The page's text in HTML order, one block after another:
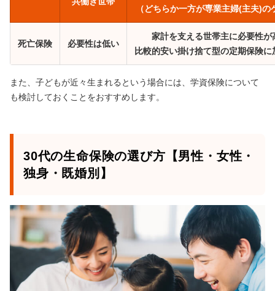
（どちらか一方が専業主婦(主夫)の
死亡保険 必要性は低い
家計を支える世帯主に必要性が
比較的安い掛け捨て型の定期保険に
また、子どもが近々生まれるという場合には、学資保険について
も検討しておくことをおすすめします。
30代の生命保険の選び方【男性・女性・
独身・既婚別】